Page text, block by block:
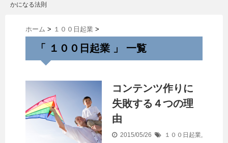
かになる法則
ホーム > １００日起業 >
「 １００日起業 」 一覧
コンテンツ作りに
失敗する４つの理
由
2015/05/26 １００日起業,